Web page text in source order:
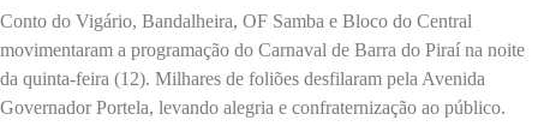
Conto do Vigário, Bandalheira, OF Samba e Bloco do Central
movimentaram a programação do Carnaval de Barra do Piraí na noite
da quinta-feira (12). Milhares de foliões desfilaram pela Avenida
Governador Portela, levando alegria e confraternização ao público.